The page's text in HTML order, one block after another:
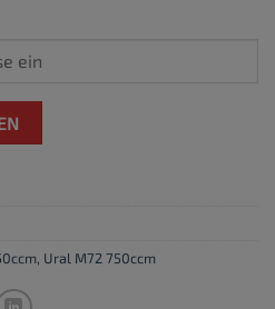
, Ural M72 750ccm